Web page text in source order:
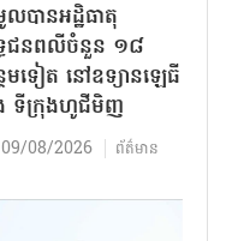
លបានអដ្ឋិធាតុ
ជនពលីចំនួន ១៨
ែមទៀត នៅឧទ្យានឡេធី
ទីក្រុងហូជីមិញ
09/08/2026 ព័ត៌មាន